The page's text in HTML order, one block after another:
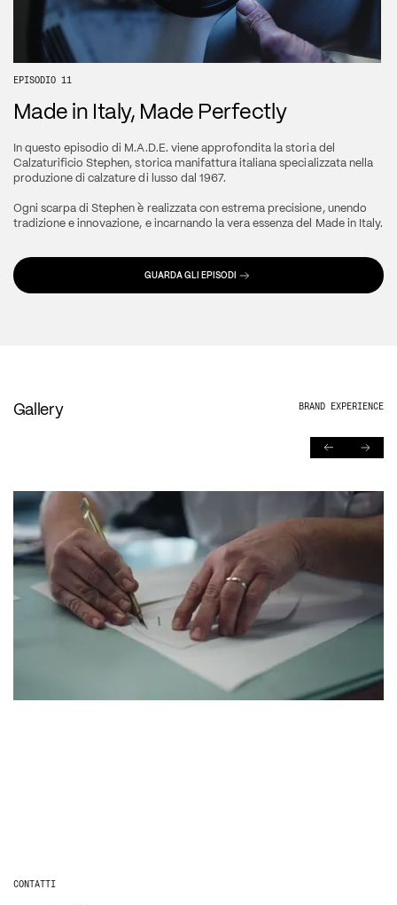
EPISODIO 11
Made in Italy, Made Perfectly
In questo episodio di M.A.D.E. viene approfondita la storia del
Calzaturificio Stephen, storica manifattura italiana specializzata nella
produzione di calzature di lusso dal 1967.
Ogni scarpa di Stephen è realizzata con estrema precisione, unendo
tradizione e innovazione, e incarnando la vera essenza del Made in Italy.
GUARDA GLI EPISODI
Gallery BRAND EXPERIENCE
PREVIOUSNEXT
CONTATTI